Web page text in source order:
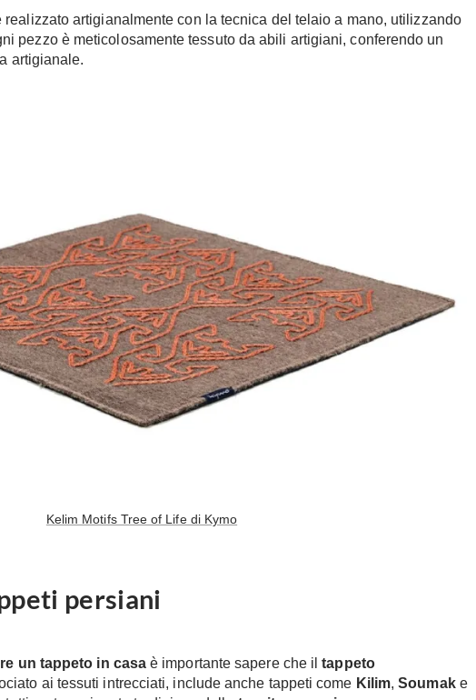
artigianalmente con la tecnica del telaio a mano, utilizzando
pezzo è meticolosamente tessuto da abili artigiani, conferendo un
artigianale.
Kelim Motifs Tree of Life di Kymo
persiani
un tappeto in casa è importante sapere che il tappeto
ai tessuti intrecciati, include anche tappeti come Kilim,Soumake